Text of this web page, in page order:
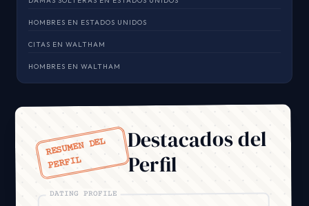
HOMBRES EN ESTADOS UNIDOS
CITAS EN WALTHAM
HOMBRES EN WALTHAM
RESUMEN DEL
PERFIL
Destacados del
Perfil
DATING PROFILE